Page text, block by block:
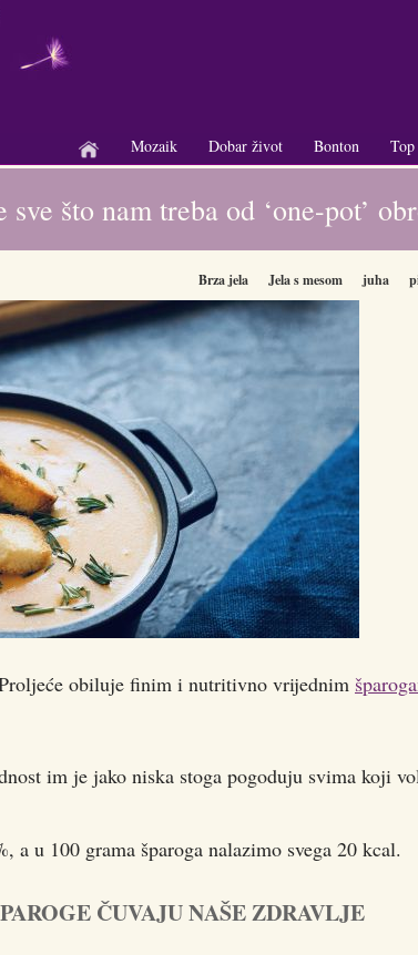
+
Mozaik
+
Dobar život
+
Bonton
što nam treba od ‘one-pot’
Brza jela Jela s mesom juha
obiluje finim i nutritivno vrijednim
im je jako niska stoga pogoduju svima koji
a u 100 grama šparoga nalazimo svega 20 kcal.
ČUVAJU NAŠE ZDRAVLJE